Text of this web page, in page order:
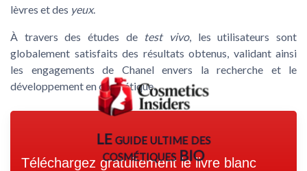
lèvres et des yeux.
À travers des études de test vivo, les utilisateurs sont
globalement satisfaits des résultats obtenus, validant ainsi
les engagements de Chanel envers la recherche et le
développement en cosmétique.
LE guide ultime des
cosmétiques BIO
Téléchargez gratuitement le livre blanc